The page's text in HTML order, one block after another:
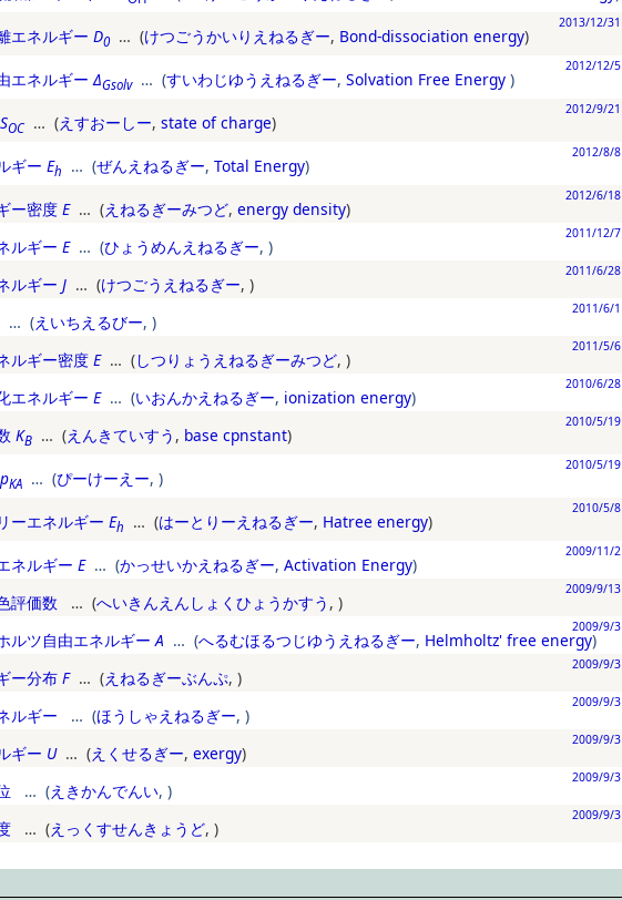
2013/12/31
エネルギー D0 … (けつごうかいりえねるぎー, Bond-dissociation energy)
2012/12/5
エネルギー ΔGsolv… (すいわじゆうえねるぎー, Solvation Free Energy )
2012/9/21
SOC … (えすおーしー, state of charge)
2012/8/8
ギー Eh … (ぜんえねるぎー, Total Energy)
2012/6/18
ー密度 E… (えねるぎーみつど, energy density)
2011/12/7
ルギー E… (ひょうめんえねるぎー, )
2011/6/28
ルギー J … (けつごうえねるぎー, )
2011/6/1
… (えいちえるびー, )
2011/5/6
ルギー密度 E… (しつりょうえねるぎーみつど, )
2010/6/28
エネルギー E… (いおんかえねるぎー, ionization energy)
2010/5/19
KB … (えんきていすう , base cpnstant)
2010/5/19
pKA … (ぴーけーえー, )
2010/5/8
ーエネルギー Eh … (はーとりーえねるぎー, Hatree energy)
2009/11/2
ネルギー E… (かっせいかえねるぎー, Activation Energy)
2009/9/13
評価数 … (へいきんえんしょくひょうかすう , )
2009/9/3
ルツ自由エネルギー A … (へるむほるつじゆうえねるぎー, Helmholtz' free energy)
2009/9/3
ー分布 F… (えねるぎーぶんぷ, )
2009/9/3
ルギー … (ほうしゃえねるぎー, )
2009/9/3
ギー U… (えくせるぎー, exergy)
2009/9/3
… (えきかんでんい, )
2009/9/3
… (えっくすせんきょうど, )